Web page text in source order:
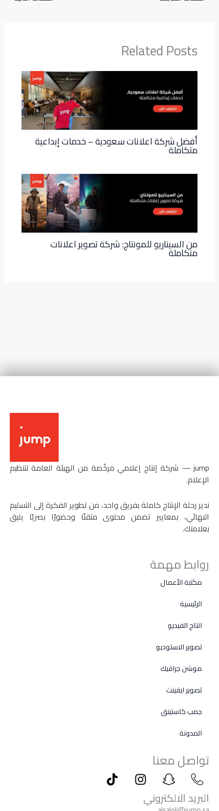
Related Posts
أفضل شركة اعلانات سعودية – خدمات إبداعية
متكاملة
من السيناريو للمونتاج: شركة تصوير اعلانات
متكاملة
‏jump — شركة إنتاج إعلامي مرخّصة من الهيئة العامة لتنظيم
الإعلام.
ندير رحلة الإنتاج كاملة بفريق واحد، من تطوير الفكرة إلى التسليم
النهائي، بمعايير تضمن محتوى متقنًا وحضورًا بصريًا يليق
بعلامتك.
روابط مهمة
مكتبة الأعمال
الرئيسية
انتاج الفيديو
تصوير الاستوديو
موشن جرافيك
تصوير ايفينت
جمب كاستينق
المدونة
تواصل معنا
T
i
I
n
s
I
c
o
I
c
o
البريد الالكتروني